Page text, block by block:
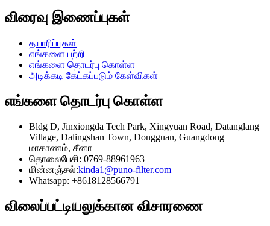
விரைவு இணைப்புகள்
தயாரிப்புகள்
எங்களை பற்றி
எங்களை தொடர்பு கொள்ள
அடிக்கடி கேட்கப்படும் கேள்விகள்
எங்களை தொடர்பு கொள்ள
Bldg D, Jinxiongda Tech Park, Xingyuan Road, Datanglang
Village, Dalingshan Town, Dongguan, Guangdong
மாகாணம், சீனா
தொலைபேசி: 0769-88961963
மின்னஞ்சல்:kinda1@puno-filter.com
Whatsapp: +8618128566791
விலைப்பட்டியலுக்கான விசாரணை